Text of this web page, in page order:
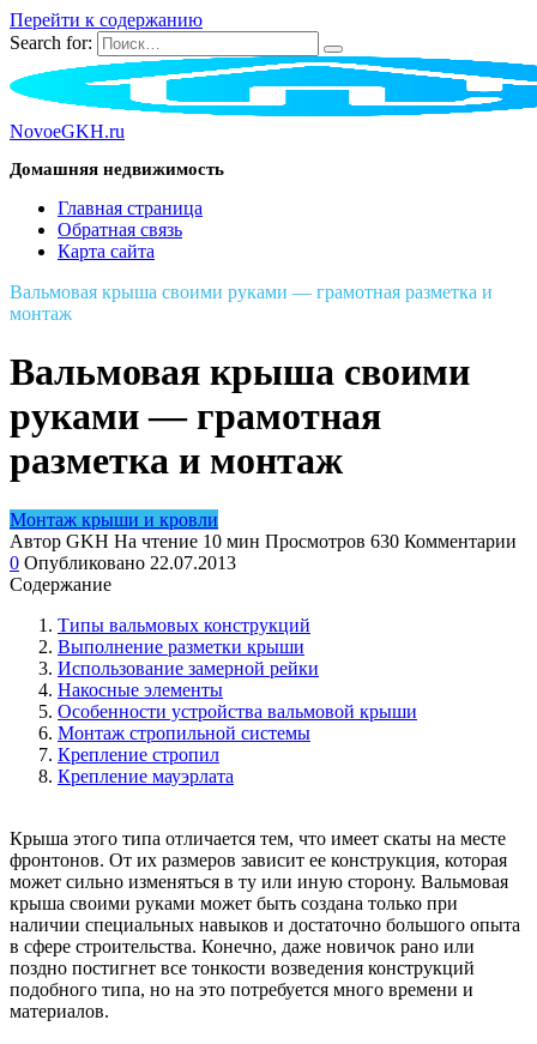
Перейти к содержанию
Search for:
NovoeGKH.ru
Домашняя недвижимость
Главная страница
Обратная связь
Карта сайта
Вальмовая крыша своими руками — грамотная разметка и
монтаж
Вальмовая крыша своими
руками — грамотная
разметка и монтаж
Монтаж крыши и кровли
Автор GKH На чтение 10 мин Просмотров 630 Комментарии
0 Опубликовано 22.07.2013
Содержание
Типы вальмовых конструкций
Выполнение разметки крыши
Использование замерной рейки
Накосные элементы
Особенности устройства вальмовой крыши
Монтаж стропильной системы
Крепление стропил
Крепление мауэрлата
Крыша этого типа отличается тем, что имеет скаты на месте
фронтонов. От их размеров зависит ее конструкция, которая
может сильно изменяться в ту или иную сторону. Вальмовая
крыша своими руками может быть создана только при
наличии специальных навыков и достаточно большого опыта
в сфере строительства. Конечно, даже новичок рано или
поздно постигнет все тонкости возведения конструкций
подобного типа, но на это потребуется много времени и
материалов.